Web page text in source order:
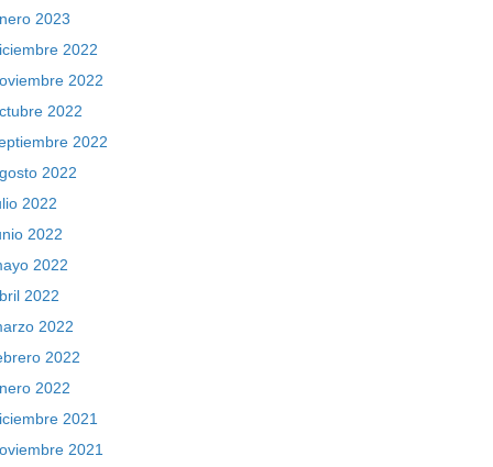
2023
2022
2022
2022
2022
2022
2022
2022
2022
2022
2022
2022
2022
2021
2021